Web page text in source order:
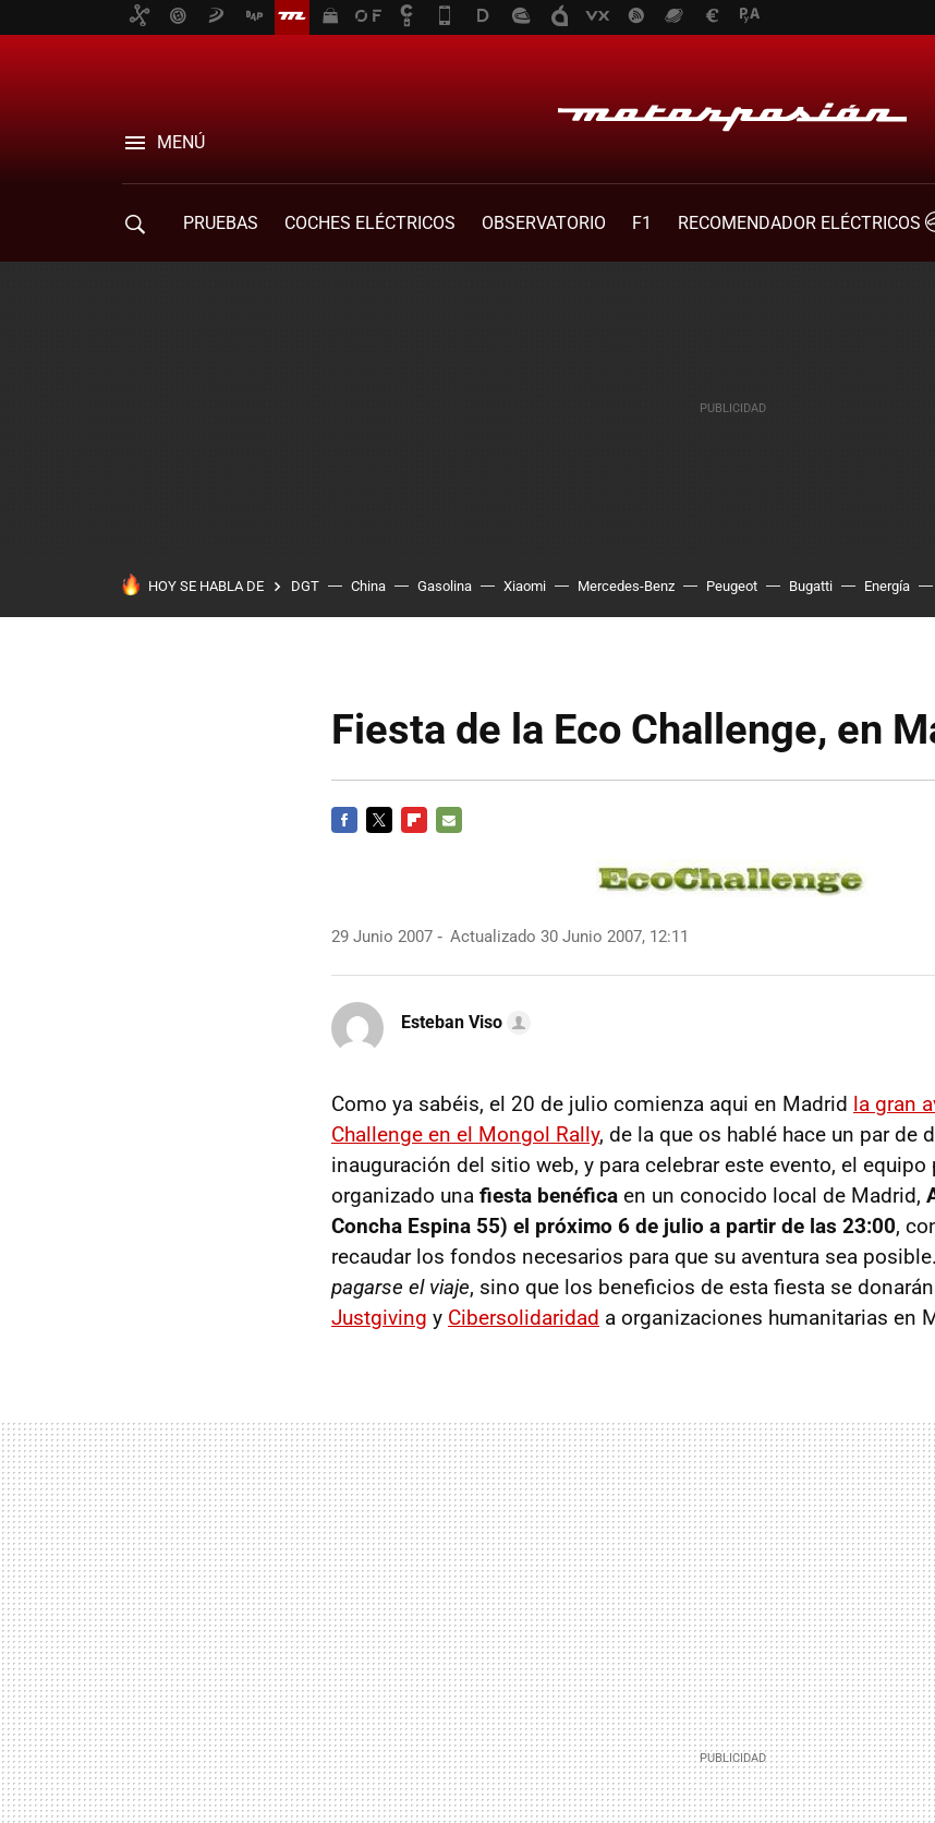
MENÚ
PRUEBAS COCHES ELÉCTRICOS OBSERVATORIO F1
RECOMENDADOR ELÉCTRICOS
HOY SE HABLA DE DGT China Gasolina Xiaomi Mercedes-Benz Peugeot Bugatti Energía
Fiesta de la Eco Challenge, en
29 Junio 2007 Actualizado 30 Junio 2007, 12:11
Esteban Viso
Como ya sabéis, el 20 de julio comienza aqui en Madrid la gran
Challenge en el Mongol Rally, de la que os hablé hace un par de
inauguración del sitio web, y para celebrar este evento, el
organizado una fiesta benéfica en un conocido local de Madrid,
Concha Espina 55) el próximo 6 de julio a partir de las 23:00,
recaudar los fondos necesarios para que su aventura sea
pagarse el viaje, sino que los beneficios de esta fiesta se
Justgiving y Cibersolidaridad a organizaciones humanitarias en